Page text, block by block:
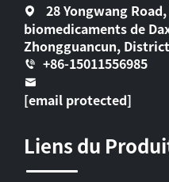
28 Yongwang
biomedicaments de
Zhongguancun,
+86-15011556985
[email protected]
Liens du